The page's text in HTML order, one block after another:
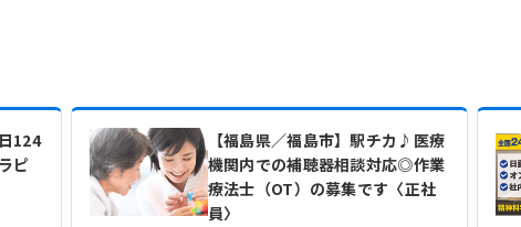
124
ピ
【福島県／福島市】駅チカ♪医療
機関内での補聴器相談対応◎作業
療法士（OT）の募集です〈正社
員〉